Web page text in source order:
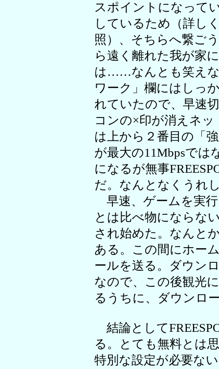
スポイントになって
しているため（詳し
照）、そちらへ繋ご
ら遠く離れた我が家
は……なんとも笑えな
ワーク」欄にはしっ
れていたので、早速
コンの×印が消えネ
は上から２番目の「
が最大の11Mbpsでは
になるが無事
だ。なんとなくうれ
早速、ゲームを実
とは比べ物にならな
され始めた。なんと
ある。この間にホー
ールを送る。ダウン
なので、この後観光
るうちに、ダウンロ
結論として
る。とても無料とは
特別な設定が必要な